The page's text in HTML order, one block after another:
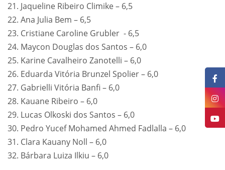
21. Jaqueline Ribeiro Climike – 6,5
22. Ana Julia Bem – 6,5
23. Cristiane Caroline Grubler - 6,5
24. Maycon Douglas dos Santos – 6,0
25. Karine Cavalheiro Zanotelli – 6,0
26. Eduarda Vitória Brunzel Spolier – 6,0
27. Gabrielli Vitória Banfi – 6,0
28. Kauane Ribeiro – 6,0
29. Lucas Olkoski dos Santos – 6,0
30. Pedro Yucef Mohamed Ahmed Fadlalla – 6,0
31. Clara Kauany Noll – 6,0
32. Bárbara Luiza Ilkiu – 6,0